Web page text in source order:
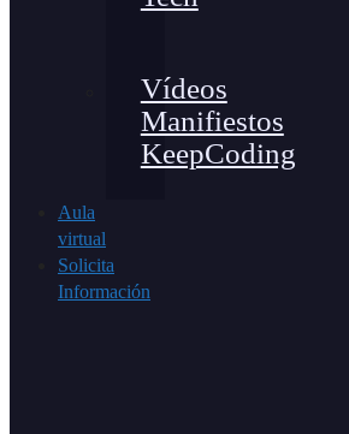
Vídeos
Manifiestos
KeepCoding
Aula
virtual
Solicita
Información